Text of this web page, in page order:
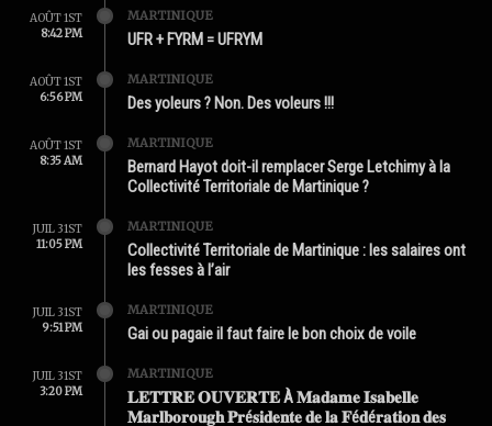
AOÛT 1ST
8:42 PM
MARTINIQUE
UFR + FYRM = UFRYM
AOÛT 1ST
6:56 PM
MARTINIQUE
Des yoleurs ? Non. Des voleurs !!!
AOÛT 1ST
8:35 AM
MARTINIQUE
Bernard Hayot doit-il remplacer Serge Letchimy à la
Collectivité Territoriale de Martinique ?
JUIL 31ST
11:05 PM
MARTINIQUE
Collectivité Territoriale de Martinique : les salaires ont
les fesses à l’air
JUIL 31ST
9:51 PM
MARTINIQUE
Gai ou pagaie il faut faire le bon choix de voile
JUIL 31ST
3:20 PM
MARTINIQUE
𝐋𝐄𝐓𝐓𝐑𝐄 𝐎𝐔𝐕𝐄𝐑𝐓𝐄 À 𝐌𝐚𝐝𝐚𝐦𝐞 𝐈𝐬𝐚𝐛𝐞𝐥𝐥𝐞
𝐌𝐚𝐫𝐥𝐛𝐨𝐫𝐨𝐮𝐠𝐡 𝐏𝐫é𝐬𝐢𝐝𝐞𝐧𝐭𝐞 𝐝𝐞 𝐥𝐚 𝐅é𝐝é𝐫𝐚𝐭𝐢𝐨𝐧 𝐝𝐞𝐬